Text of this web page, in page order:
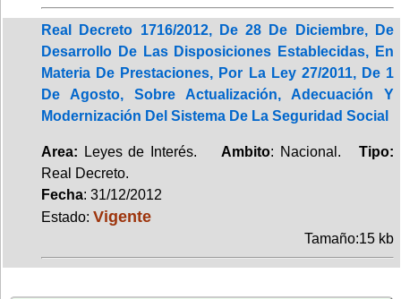
Real Decreto 1716/2012, De 28 De Diciembre, De
Desarrollo De Las Disposiciones Establecidas, En
Materia De Prestaciones, Por La Ley 27/2011, De 1
De Agosto, Sobre Actualización, Adecuación Y
Modernización Del Sistema De La Seguridad Social
Area: Leyes de Interés. Ambito: Nacional.Tipo:
Real Decreto.
Fecha: 31/12/2012
Estado: Vigente
Tamaño:15 kb